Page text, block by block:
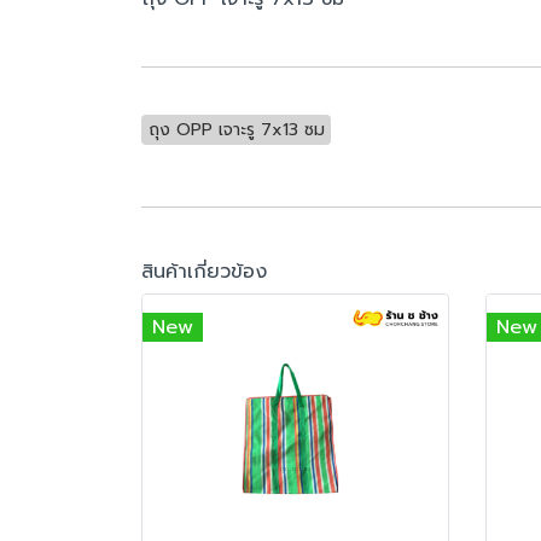
ถุง OPP เจาะรู 7x13 ซม
สินค้าเกี่ยวข้อง
New
New